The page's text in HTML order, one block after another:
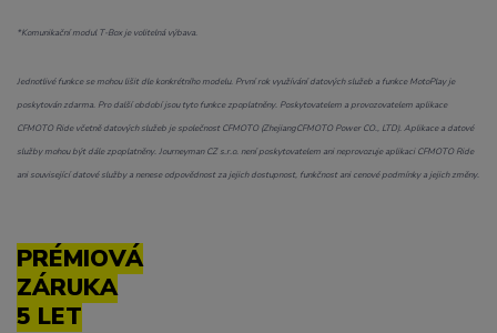
*Komunikační modul T-Box je volitelná výbava.
Jednotlivé funkce se mohou lišit dle konkrétního modelu. První rok využívání datových služeb a funkce MotoPlay je
poskytován zdarma. Pro další období jsou tyto funkce zpoplatněny. Poskytovatelem a provozovatelem aplikace
CFMOTO Ride včetně datových služeb je společnost CFMOTO (ZhejiangCFMOTO Power CO., LTD). Aplikace a datové
služby mohou být dále zpoplatněny. Journeyman CZ s.r.o. není poskytovatelem ani neprovozuje aplikaci CFMOTO Ride
ani související datové služby a nenese odpovědnost za jejich dostupnost, funkčnost ani cenové podmínky a jejich změny.
PRÉMIOVÁ
ZÁRUKA
5 LET